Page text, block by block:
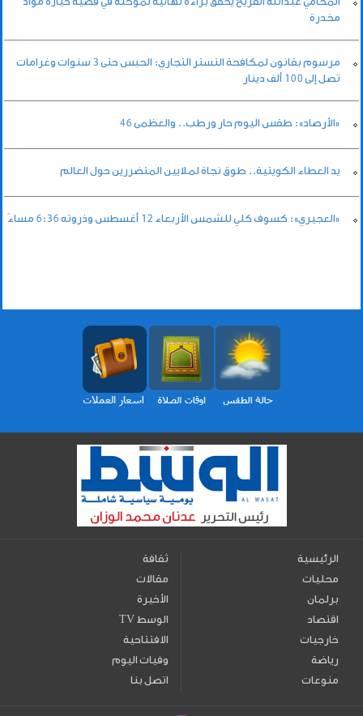
مخدرة
مرسوم بقانون لمكافحة التستر التجاري: الحبس حتى 3 سنوات وغرامات
تصل إلى 100 ألف دينار
«الأرصاد»: طقس اليوم حار ورطب.. والعظمى 46
يد العطاء الكويتية.. طوق نجاة لملايين المتضررين حول العالم
«العجيري»: كسوف كلي للشمس الأربعاء 12 أغسطس وذروته 6:36 مساءً
الرئيسية
محليات
برلمان
اقتصاد
خارجيات
رياضة
منوعات
ثقافة
مقالات
الأخيرة
TV الوسط
الافتتاحية
وفيات اليوم
اتصل بنا